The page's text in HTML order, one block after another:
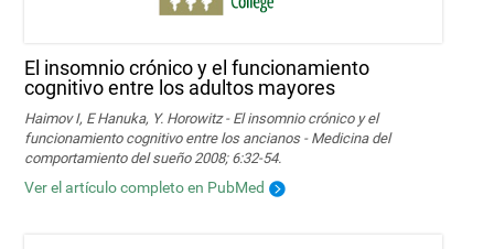
El insomnio crónico y el funcionamiento
cognitivo entre los adultos mayores
Haimov I, E Hanuka, Y. Horowitz - El insomnio crónico y el
funcionamiento cognitivo entre los ancianos - Medicina del
comportamiento del sueño 2008; 6:32-54.
Ver el artículo completo en PubMed